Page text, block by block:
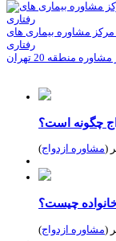
مشاوره بیماری های
رفتاری
منطقه 20 تهران
چگونه است؟
(مشاوره ازدواج)
چیست؟
(مشاوره ازدواج)